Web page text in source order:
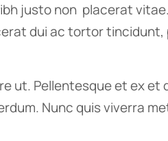
justo non placerat vitae.
dui ac tortor tincidunt,
ut. Pellentesque et ex et
Nunc quis viverra